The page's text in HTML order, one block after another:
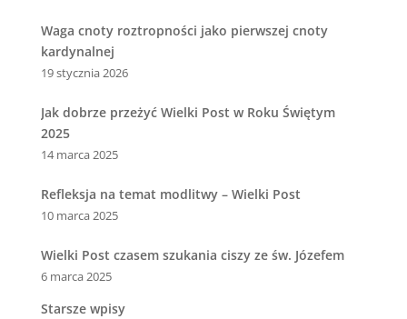
Waga cnoty roztropności jako pierwszej cnoty
kardynalnej
19 stycznia 2026
Jak dobrze przeżyć Wielki Post w Roku Świętym
2025
14 marca 2025
Refleksja na temat modlitwy – Wielki Post
10 marca 2025
Wielki Post czasem szukania ciszy ze św. Józefem
6 marca 2025
Starsze wpisy